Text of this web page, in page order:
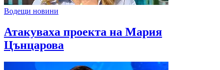
Водещи новини
Атакуваха проекта на Мария
Цънцарова